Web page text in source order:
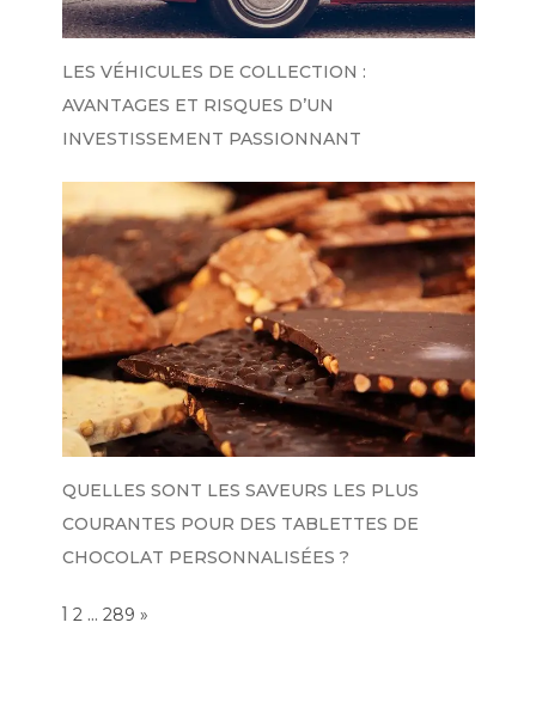
LES VÉHICULES DE COLLECTION :
AVANTAGES ET RISQUES D’UN
INVESTISSEMENT PASSIONNANT
QUELLES SONT LES SAVEURS LES PLUS
COURANTES POUR DES TABLETTES DE
CHOCOLAT PERSONNALISÉES ?
Page:
1 2 … 289 NEXT
»